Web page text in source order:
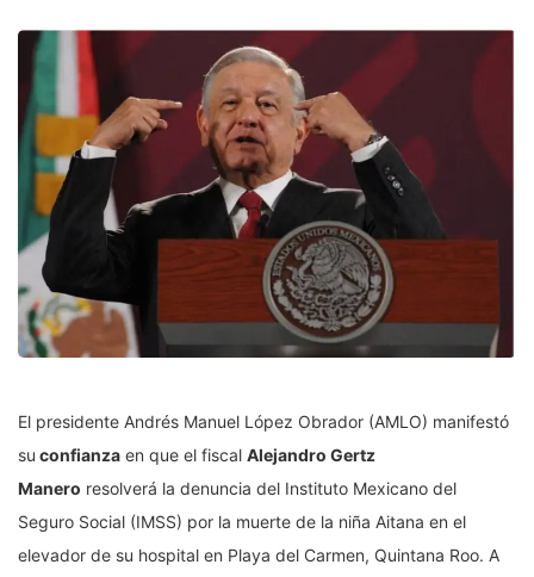
El presidente Andrés Manuel López Obrador (AMLO) manifestó
su confianza en que el fiscal Alejandro Gertz
Manero resolverá la denuncia del Instituto Mexicano del
Seguro Social (IMSS) por la muerte de la niña Aitana en el
elevador de su hospital en Playa del Carmen, Quintana Roo. A